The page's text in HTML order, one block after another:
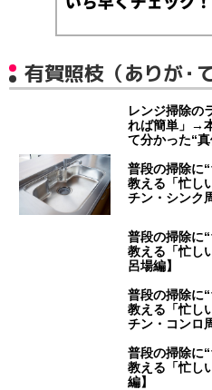
有賀照枝（ありが・
レンジ掃除の
れば簡単」→
て分かった“真
普段の掃除に
教える「忙し
チン・シンク
普段の掃除に
教える「忙し
呂場編】
普段の掃除に
教える「忙し
チン・コンロ
普段の掃除に
教える「忙し
編】